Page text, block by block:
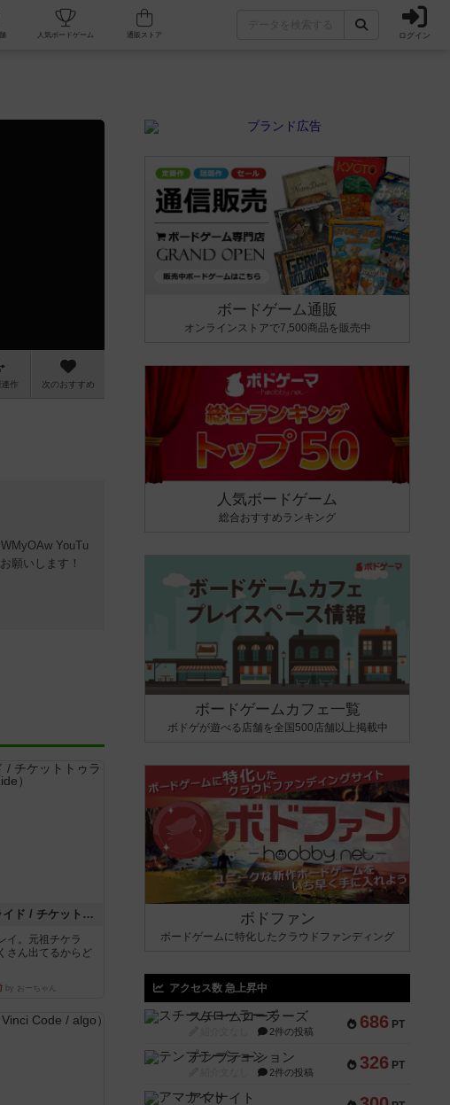
カフェ/店舗 人気ボードゲーム ログイン
作 次のおすすめ
YouTu
願いします！
チケットトゥライド / チケットトゥライドアメリカ
イ。元祖チケラ
さん出てるからど
by おーちゃん
ボードゲーム通販
オンラインストアで7,500商品を販売中
人気ボードゲーム
総合おすすめランキング
ボードゲームカフェ一覧
ボドゲが遊べる店舗を全国500店舗以上掲載中
ボドファン
ボードゲームに特化したクラウドファンディング
アクセス数 急上昇中
686 PT
スチームローラーズ
2件の投稿
326 PT
テンプテーション
2件の投稿
アマナイト